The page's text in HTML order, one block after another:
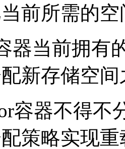
前所需的
器当前拥有
新存储空
容器不得
策略实现